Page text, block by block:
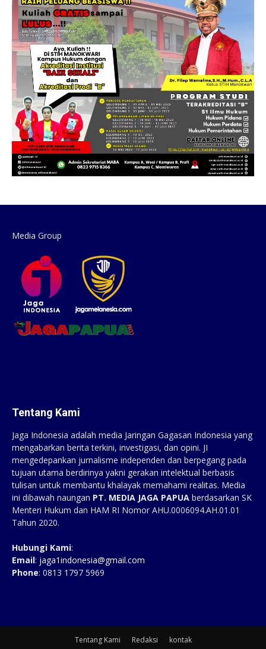
Media Group
Tentang Kami
Jaga Indonesia adalah media Jaringan Gagasan Indonesia yang
mengabarkan berita terkini, investigasi, dan opini. JI
mengedepankan jurnalisme independen dan berpegang pada
tujuan utama berdirinya yakni gerakan intelektual berbasis
tulisan untuk membantu khalayak memahami realitas. Media
ini dibawah naungan PT. MEDIA JAGA PAPUA berdasarkan SK
Menteri Hukum dan HAM RI Nomor AHU.0006094.AH.01.01
Tahun 2020.
Hubungi Kami:
Email: jaga1indonesia@gmail.com
Phone: 0813 1797 5969
Tentang Kami Redaksi kontak